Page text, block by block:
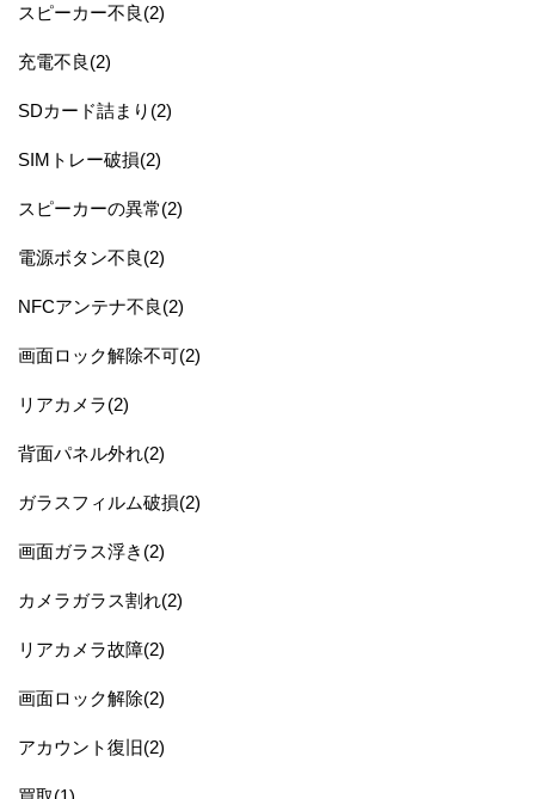
スピーカー不良(2)
充電不良(2)
SDカード詰まり(2)
SIMトレー破損(2)
スピーカーの異常(2)
電源ボタン不良(2)
NFCアンテナ不良(2)
画面ロック解除不可(2)
リアカメラ(2)
背面パネル外れ(2)
ガラスフィルム破損(2)
画面ガラス浮き(2)
カメラガラス割れ(2)
リアカメラ故障(2)
画面ロック解除(2)
アカウント復旧(2)